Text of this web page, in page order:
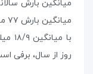
روز از سال، برفی